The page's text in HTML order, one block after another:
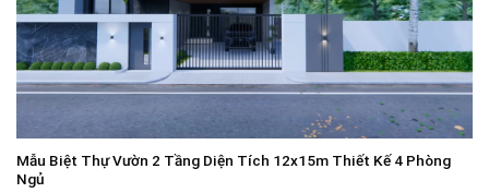
Mẫu Biệt Thự Vườn 2 Tầng Diện Tích 12x15m Thiết Kế 4 Phòng
Ngủ